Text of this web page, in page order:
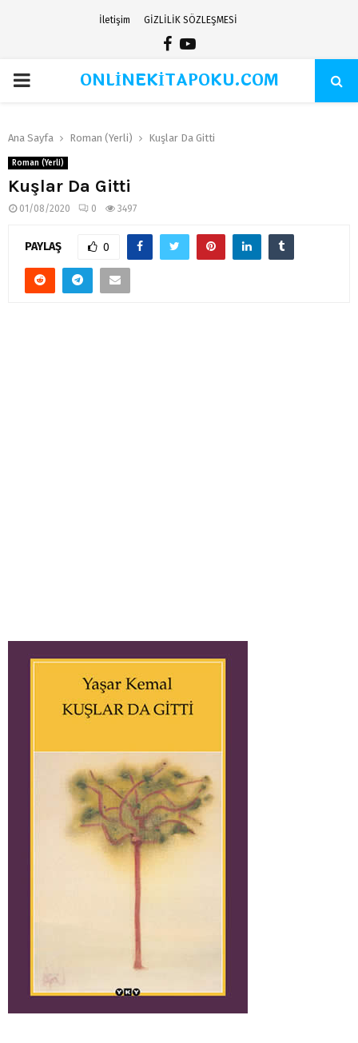
İletişim GİZLİLİK SÖZLEŞMESİ
Facebook
Youtube
PRIMARYONLİNEKİTAPOKU.COM
Ana Sayfa Roman (Yerli) Kuşlar Da Gitti
Roman (Yerli)
Kuşlar Da Gitti
01/08/2020 0 3497
PAYLAŞ 0